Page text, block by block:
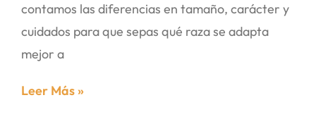
contamos las diferencias en tamaño, carácter y
cuidados para que sepas qué raza se adapta
mejor a
Leer Más »